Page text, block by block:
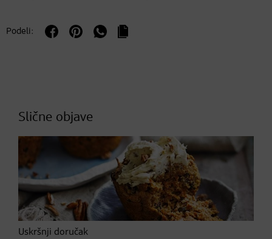
Podeli:
Slične objave
Uskršnji doručak